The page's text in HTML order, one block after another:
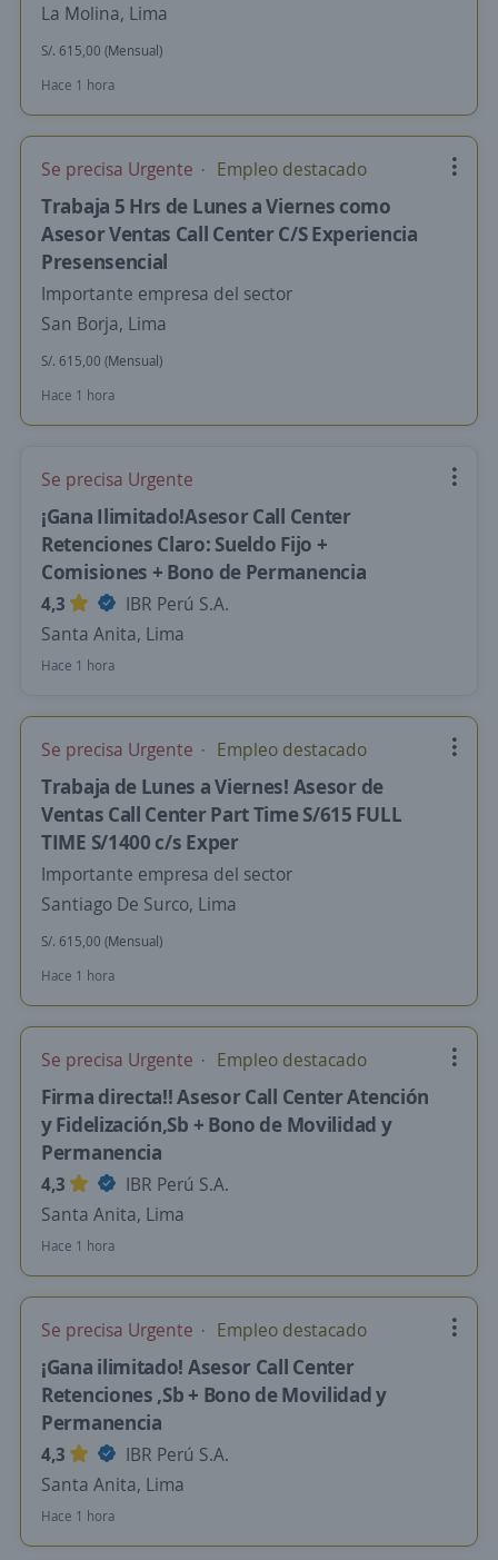
La Molina, Lima
S/. 615,00 (Mensual)
Hace 1 hora
Se precisa Urgente Empleo destacado
Trabaja 5 Hrs de Lunes a Viernes como
Asesor Ventas Call Center C/S Experiencia
Presensencial
Importante empresa del sector
San Borja, Lima
S/. 615,00 (Mensual)
Hace 1 hora
Se precisa Urgente
¡Gana Ilimitado!Asesor Call Center
Retenciones Claro: Sueldo Fijo +
Comisiones + Bono de Permanencia
4,3
IBR Perú S.A.
Santa Anita, Lima
Hace 1 hora
Se precisa Urgente Empleo destacado
Trabaja de Lunes a Viernes! Asesor de
Ventas Call Center Part Time S/615 FULL
TIME S/1400 c/s Exper
Importante empresa del sector
Santiago De Surco, Lima
S/. 615,00 (Mensual)
Hace 1 hora
Se precisa Urgente Empleo destacado
Firma directa!! Asesor Call Center Atención
y Fidelización,Sb + Bono de Movilidad y
Permanencia
4,3
IBR Perú S.A.
Santa Anita, Lima
Hace 1 hora
Se precisa Urgente Empleo destacado
¡Gana ilimitado! Asesor Call Center
Retenciones ,Sb + Bono de Movilidad y
Permanencia
4,3
IBR Perú S.A.
Santa Anita, Lima
Hace 1 hora